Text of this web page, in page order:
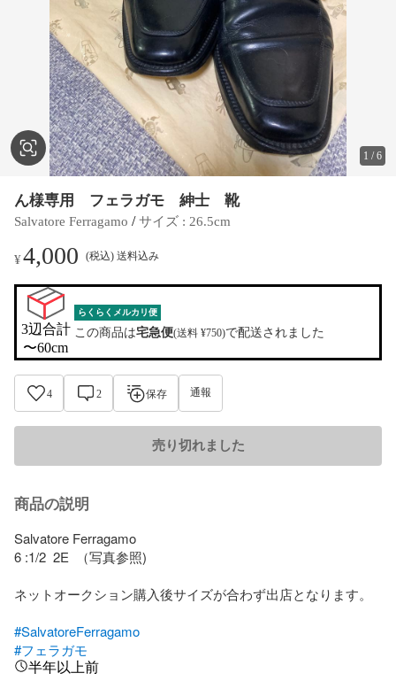
1 /6
ん様専用 フェラガモ 紳士 靴
Salvatore Ferragamo / サイズ : 26.5cm
¥4,000 (税込) 送料込み
3辺合計
〜60cm
らくらくメルカリ便
この商品は宅急便(送料 ¥750)で配送されました
4 2 保存 通報
売り切れました
商品の説明
Salvatore Ferragamo
6 :1/2  2E  （写真参照)
ネットオークション購入後サイズが合わず出店となります。
#SalvatoreFerragamo
#フェラガモ
半年以上前